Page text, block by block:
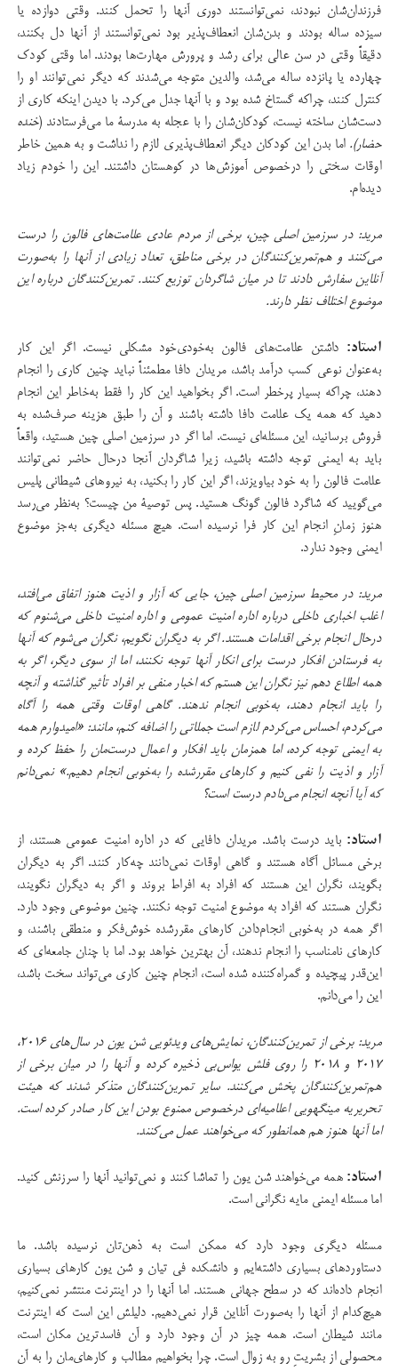
فرزندان‌شان نبودند، نمی‌توانستند دوری آنها را تحمل کنند. وقتی دوازده یا
سیزده‌ ساله بودند و بدن‌شان انعطاف‌پذیر بود نمی‌توانستند از آنها دل بکنند،
دقیقاً وقتی در سن عالی برای رشد و پرورش مهارت‌ها بودند. اما وقتی کودک
چهارده یا پانزده ساله می‌شد، والدین متوجه می‌شدند که دیگر نمی‌توانند او را
کنترل کنند، چراکه گستاخ شده بود و با آنها جدل می‌کرد. با دیدن اینکه کاری از
دست‌شان ساخته نیست، کودکان‌شان را با عجله به مدرسۀ ما می‌فرستادند (خنده
حضار). اما بدن‌ این کودکان دیگر انعطاف‌پذیری لازم را نداشت و به همین خاطر
اوقات سختی را درخصوص آموزش‌ها در کوهستان داشتند. این را خودم زیاد
دیده‌ام.
مرید: در سرزمین اصلی چین، برخی از مردم عادی علامت‌های فالون را درست
می‌کنند و هم‌تمرین‌کنندگان در برخی مناطق، تعداد زیادی از آنها را به‌صورت
آنلاین سفارش دادند تا در میان شاگردان توزیع کنند. تمرین‌کنندگان درباره این
موضوع اختلاف نظر دارند.
استاد: داشتن علامت‌های فالون به‌خودی‌خود مشکلی نیست. اگر این کار
به‌عنوان نوعی کسب درآمد باشد، مریدان دافا مطمئناً نباید چنین کاری را انجام
دهند، چراکه بسیار پرخطر است. اگر بخواهید این کار را فقط به‌خاطر این انجام
‌دهید که همه یک علامت دافا داشته باشند و آن را طبق هزینه صرف‌شده به
فروش برسانید، این مسئله‌ای نیست. اما اگر در سرزمین اصلی چین هستید، واقعاً
باید به ایمنی توجه داشته باشید، زیرا شاگردان آنجا درحال حاضر نمی‌توانند
علامت فالون را به خود بیاویزند، اگر این کار را بکنید، به نیروهای شیطانی پلیس
می‌گویید که شاگرد فالون گونگ هستید. پس توصیۀ من چیست؟ به‌نظر می‌رسد
هنوز زمانِ انجام این کار فرا نرسیده است. هیچ مسئله دیگری به‌جز موضوع
ایمنی وجود ندارد.
مرید: در محیط سرزمین اصلی چین، جایی که آزار و اذیت هنوز اتفاق می‌افتد،
اغلب اخباری داخلی درباره اداره امنیت عمومی و اداره امنیت داخلی می‌شنوم که
درحال انجام برخی اقدامات هستند. اگر به دیگران نگویم، نگران می‌شوم که آنها
به فرستادن افکار درست برای انکار آنها توجه نکنند، اما از سوی دیگر، اگر به
همه اطلاع دهم نیز نگران این هستم که اخبار منفی بر افراد تأثیر گذاشته و آنچه
را باید انجام دهند، به‌خوبی انجام ندهند. گاهی اوقات وقتی همه را آگاه
می‌کردم، احساس می‌کردم لازم است جملاتی را اضافه کنم، مانند: «امیدوارم همه
به ایمنی توجه کرده، اما همزمان باید افکار و اعمال درست‌مان را حفظ کرده و
آزار و اذیت را نفی کنیم و کارهای مقررشده را به‌خوبی انجام دهیم.» نمی‌دانم
که آیا آنچه انجام می‌دادم درست است؟
استاد: باید درست باشد. مریدان دافایی که در اداره امنیت عمومی هستند، از
برخی مسائل آگاه‌ هستند و گاهی اوقات نمی‌دانند چه‌کار کنند. اگر به دیگران
بگویند، نگران این هستند که افراد به افراط بروند و اگر به دیگران نگویند،
نگران هستند که افراد به موضوع امنیت توجه نکنند. چنین موضوعی وجود دارد.
اگر همه در به‌خوبی انجام‌دادن کارهای مقررشده خوش‌فکر و منطقی باشند، و
کارهای نامناسب را انجام ندهند، آن بهترین خواهد بود. اما با چنان جامعه‌ای که
این‌قدر پیچیده و گمراه‌کننده شده است، انجام چنین کاری می‌تواند سخت باشد،
این را می‌دانم.
مرید: برخی از تمرین‌کنندگان، نمایش‌های ویدئویی شن یون در سال‌های۲۰۱۶،
۲۰۱۷ و۲۰۱۸ را روی فلش یو‌اس‌بی ذخیره کرده و آنها را در میان برخی از
هم‌تمرین‌کنندگان پخش می‌کنند. سایر تمرین‌کنندگان متذکر شدند که هیئت
تحریریه مینگهویی اعلامیه‌ای درخصوص ممنوع بودن این کار صادر کرده است.
اما آنها هنوز هم همانطور که می‌خواهند عمل می‌کنند.
استاد:همه می‌خواهند شن یون را تماشا کنند و نمی‌توانید آنها را سرزنش کنید.
اما مسئله ایمنی مایه نگرانی است.
مسئله دیگری وجود دارد که ممکن است به ذهن‌تان نرسیده باشد. ما
دستاوردهای بسیاری داشته‌ایم و دانشکده فی تیان و شن یون کارهای بسیاری
انجام داده‌اند که در سطح جهانی هستند. اما آنها را در اینترنت منتشر نمی‌کنیم،
هیچ‌کدام از آنها را به‌صورت آنلاین قرار نمی‌دهیم. دلیلش این است که اینترنت
مانند شیطان است. همه چیز در آن وجود دارد و آن فاسد‌ترین مکان است،
محصولی از بشریتِ رو به زوال است. چرا بخواهیم مطالب‌ و کارهای‌مان را به آن